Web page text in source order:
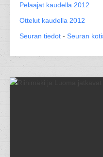
Pelaajat kaudella 2012
Ottelut kaudella 2012
Seuran tiedot - Seuran